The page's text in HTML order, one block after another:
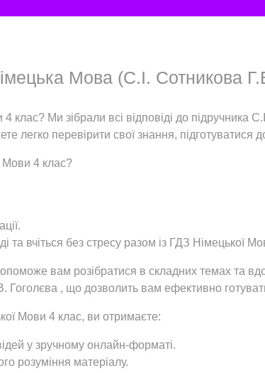
Мова (С.І. Сотникова
клас? Ми зібрали всі відповіді до
легко перевірити свої знання, підготуватися
Мови 4 клас?
та вчіться без стресу разом із ГДЗ Німецької
вам розібратися в складних темах та
Гоголєва , що дозволить вам ефективно
Мови 4 клас, ви отримаєте:
у зручному онлайн-форматі.
розуміння матеріалу.